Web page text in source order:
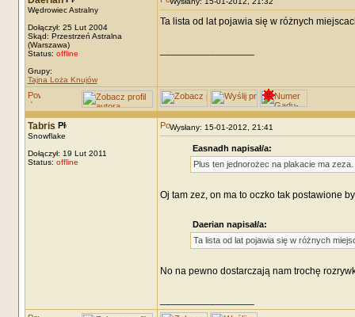
Wędrowiec Astralny
Dołączył: 25 Lut 2004
Skąd: Przestrzeń Astralna
(Warszawa)
Status: offline
Grupy:
Tajna Loża Knujów
Ta lista od lat pojawia się w różnych
Tabris
Snowflake
Dołączył: 19 Lut 2011
Status: offline
Wysłany: 15-01-2012, 21:41
Easnadh napisał/a:
Plus ten jednorożec na plakacie ma zeza.
Oj tam zez, on ma to oczko tak postawione
Daerian napisał/a:
Ta lista od lat pojawia się w różnych
No na pewno dostarczają nam trochę